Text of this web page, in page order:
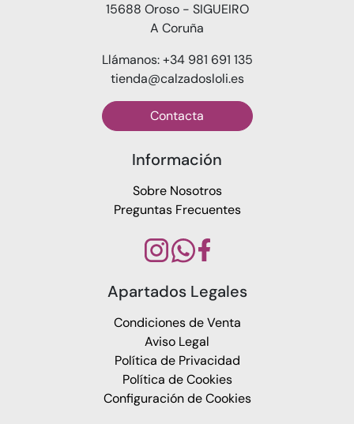
15688 Oroso - SIGUEIRO
A Coruña
Llámanos: +34 981 691 135
tienda@calzadosloli.es
Contacta
Información
Sobre Nosotros
Preguntas Frecuentes
Apartados Legales
Condiciones de Venta
Aviso Legal
Política de Privacidad
Política de Cookies
Configuración de Cookies